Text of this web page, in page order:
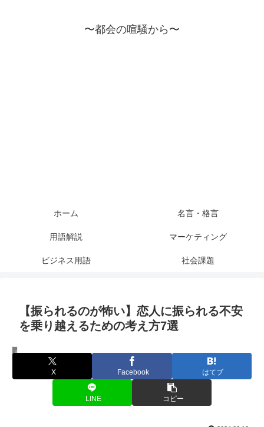
〜都会の喧騒から〜
ホーム 名言・格言
用語解説 マーケティング
ビジネス用語 社会課題
【振られるのが怖い】恋人に振られる不安
を乗り越えるための考え方7選
恋愛
X Facebook はてブ
LINE コピー